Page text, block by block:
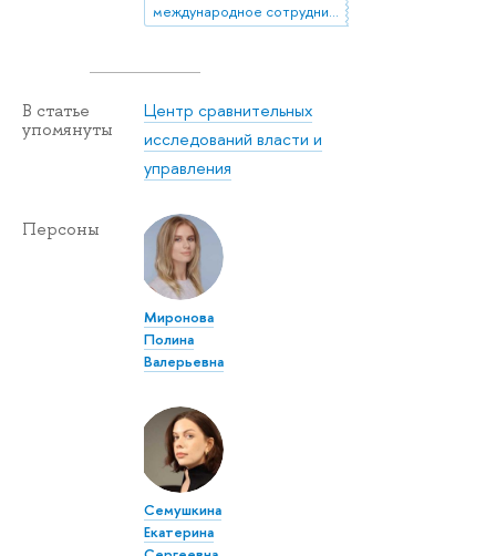
международное сотрудничество
В статье
упомянуты
Центр сравнительных
исследований власти и
управления
Персоны
Миронова
Полина
Валерьевна
Семушкина
Екатерина